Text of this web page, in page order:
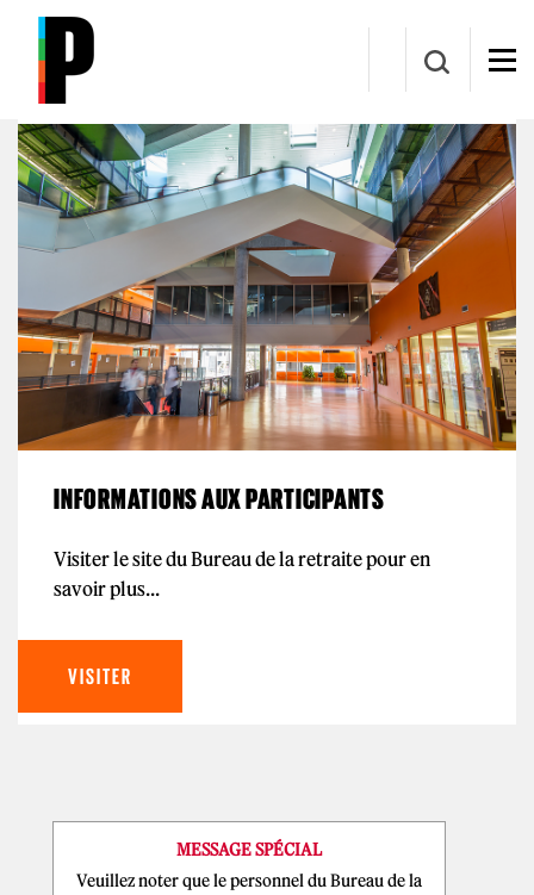
Aller au contenu principal
Retraités de Polytechnique Montréal
INFORMATIONS AUX PARTICIPANTS
Visiter le site du Bureau de la retraite pour en
savoir plus...
VISITER
MESSAGE SPÉCIAL
Veuillez noter que le personnel du Bureau de la